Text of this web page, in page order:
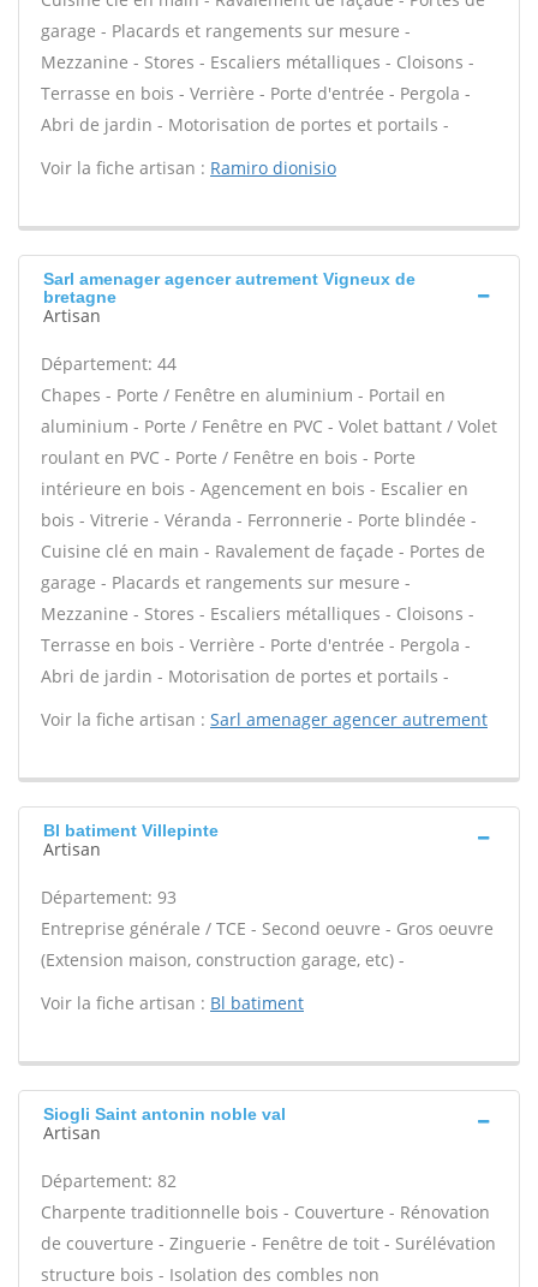
garage - Placards et rangements sur mesure -
Mezzanine - Stores - Escaliers métalliques - Cloisons -
Terrasse en bois - Verrière - Porte d'entrée - Pergola -
Abri de jardin - Motorisation de portes et portails -
Voir la fiche artisan : Ramiro dionisio
Sarl amenager agencer autrement Vigneux de
bretagne
Artisan
Département: 44
Chapes - Porte / Fenêtre en aluminium - Portail en
aluminium - Porte / Fenêtre en PVC - Volet battant / Volet
roulant en PVC - Porte / Fenêtre en bois - Porte
intérieure en bois - Agencement en bois - Escalier en
bois - Vitrerie - Véranda - Ferronnerie - Porte blindée -
Cuisine clé en main - Ravalement de façade - Portes de
garage - Placards et rangements sur mesure -
Mezzanine - Stores - Escaliers métalliques - Cloisons -
Terrasse en bois - Verrière - Porte d'entrée - Pergola -
Abri de jardin - Motorisation de portes et portails -
Voir la fiche artisan : Sarl amenager agencer autrement
Bl batiment Villepinte
Artisan
Département: 93
Entreprise générale / TCE - Second oeuvre - Gros oeuvre
(Extension maison, construction garage, etc) -
Voir la fiche artisan : Bl batiment
Siogli Saint antonin noble val
Artisan
Département: 82
Charpente traditionnelle bois - Couverture - Rénovation
de couverture - Zinguerie - Fenêtre de toit - Surélévation
structure bois - Isolation des combles non